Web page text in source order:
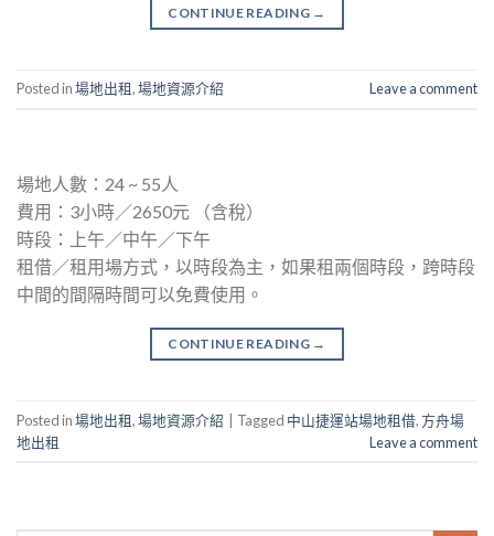
CONTINUE READING →
Posted in場地出租,場地資源介紹 Leave a comment
場地人數：24 ~ 55人
費用：3小時／2650元 （含稅）
時段：上午／中午／下午
租借／租用場方式，以時段為主，如果租兩個時段，跨時段
中間的間隔時間可以免費使用。
CONTINUE READING →
Posted in場地出租,場地資源介紹 | Tagged 中山捷運站場地租借,方舟場
地出租
Leave a comment